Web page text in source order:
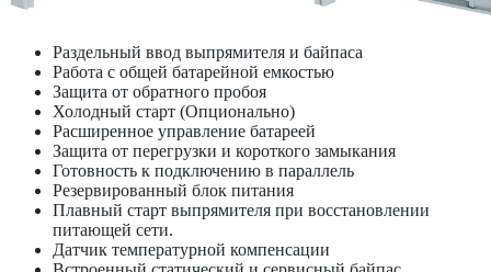
Раздельный ввод выпрямителя и байпаса
Работа с общей батарейной емкостью
Защита от обратного пробоя
Холодный старт (Опционально)
Расширенное управление батареей
Защита от перегрузки и короткого замыкания
Готовность к подключению в параллель
Резервированный блок питания
Плавный старт выпрямителя при восстановлении
питающей сети.
Датчик температурной компенсации